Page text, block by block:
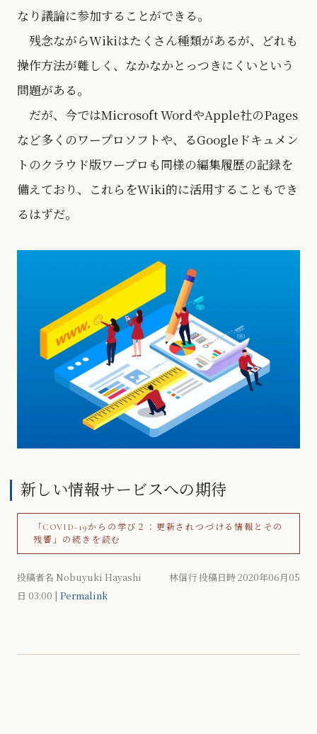
なり議論に参加することができる。
残念ながらWikiはたくさん種類があるが、どれも
操作方法が難しく、なかなかとっつきにくいという
問題がある。
だが、今ではMicrosoft WordやApple社のPages
など多くのワープロソフトや、るGoogleドキュメン
トのクラウド版ワープロも同様の編集履歴の記録を
備えており、これらをWiki的に活用することもでき
るはずだ。
新しい情報サービスへの期待
「COVID-19からの学び２：更新されつづける情報とその
残響」の続きを読む
投稿者名 Nobuyuki Hayashi 林信行 投稿日時 2020年06月05
日 03:00 | Permalink